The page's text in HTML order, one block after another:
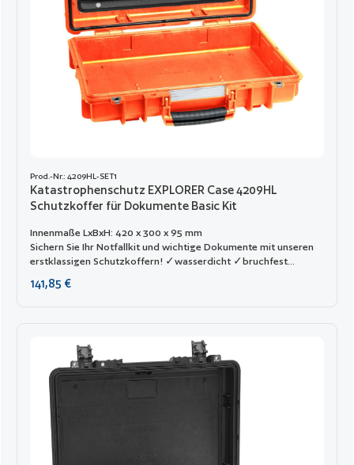
Prod.-Nr.: 4209HL-SET1
Katastrophenschutz EXPLORER Case 4209HL
Schutzkoffer für Dokumente Basic Kit
Innenmaße LxBxH: 420 x 300 x 95 mm
Sichern Sie Ihr Notfallkit und wichtige Dokumente mit unseren
erstklassigen Schutzkoffern! ✓wasserdicht ✓bruchfest
Regulärer Preis:
141,85 €